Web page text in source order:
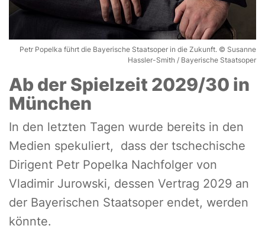
Petr Popelka führt die Bayerische Staatsoper in die Zukunft. © Susanne
Hassler-Smith / Bayerische Staatsoper
Ab der Spielzeit 2029/30 in
München
In den letzten Tagen wurde bereits in den
Medien spekuliert, dass der tschechische
Dirigent Petr Popelka Nachfolger von
Vladimir Jurowski, dessen Vertrag 2029 an
der Bayerischen Staatsoper endet, werden
könnte.